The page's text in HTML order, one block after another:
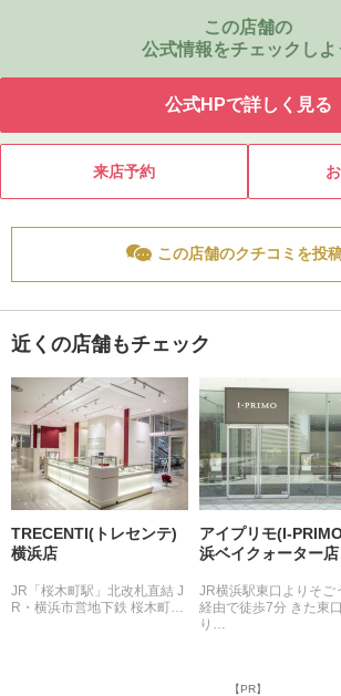
この店舗の
公式情報をチェックしよ
公式HPで詳しく見る
来店予約
この店舗のクチコミを投
近くの店舗もチェック
TRECENTI(トレセンテ)
横浜店
JR「桜木町駅」北改札直結 J
R・横浜市営地下鉄 桜木町…
アイプリモ(I-
浜ベイクォーター店
JR横浜駅東口よりそご
経由で徒歩7分 きた東
り…
【PR】